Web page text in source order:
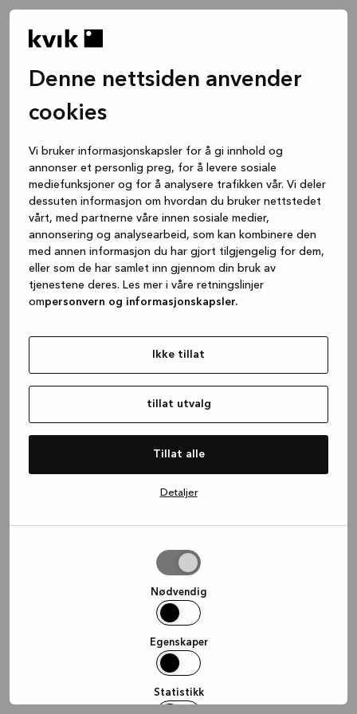
Denne nettsiden anvender
cookies
Vi bruker informasjonskapsler for å gi innhold og
annonser et personlig preg, for å levere sosiale
mediefunksjoner og for å analysere trafikken vår. Vi deler
dessuten informasjon om hvordan du bruker nettstedet
vårt, med partnerne våre innen sosiale medier,
annonsering og analysearbeid, som kan kombinere den
med annen informasjon du har gjort tilgjengelig for dem,
eller som de har samlet inn gjennom din bruk av
tjenestene deres. Les mer i våre retningslinjer
ompersonvern og informasjonskapsler.
Ikke tillat
tillat utvalg
Tillat alle
Detaljer
Nødvendig
Egenskaper
Statistikk
(see the browser console for more
information).